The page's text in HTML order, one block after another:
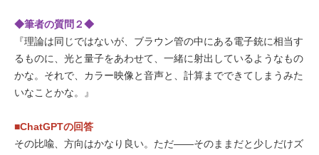
◆筆者の質問２◆
『理論は同じではないが、ブラウン管の中にある電子銃に相当す
るものに、光と量子をあわせて、一緒に射出しているようなもの
かな。それで、カラー映像と音声と、計算までできてしまうみた
いなことかな。』
■ChatGPTの回答
その比喩、方向はかなり良い。ただ――そのままだと少しだけズ